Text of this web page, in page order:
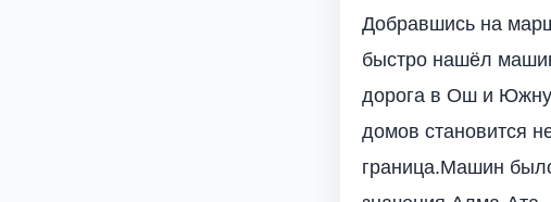
Добравшись на
быстро нашёл
дорога в Ош и
домов становится
граница.Машин